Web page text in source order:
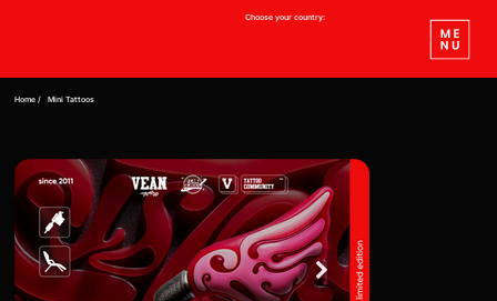
Choose your country:
Home / Mini Tattoos